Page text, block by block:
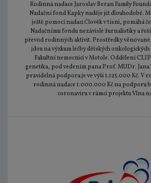
Rodinná nadace Jaroslav Beran Family
Nadační fond Kapky naděje již dlouhodobě.
ještě pomocí nadaci Člověk v tísni, pomáhá
Nadačnímu fondu nezávislé žurnalistiky a
převod rodinných aktivit. Prostředky věnované
jdou na výzkum léčby dětských
Fakultní nemocnici v Motole. Oddělení
genetika, pod vedením pana Prof. MUDr.
pravidelná podpora je ve výši 1.125.000 Kč. V
rodinná nadace 1.000.000 Kč na podporu
coronaviru v rámci projektu Vlna